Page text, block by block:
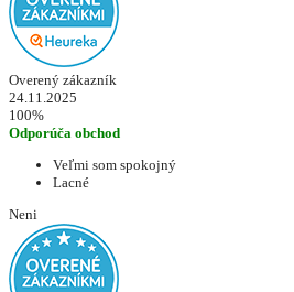
Overený zákazník
24.11.2025
100%
Odporúča obchod
Veľmi som spokojný
Lacné
Neni